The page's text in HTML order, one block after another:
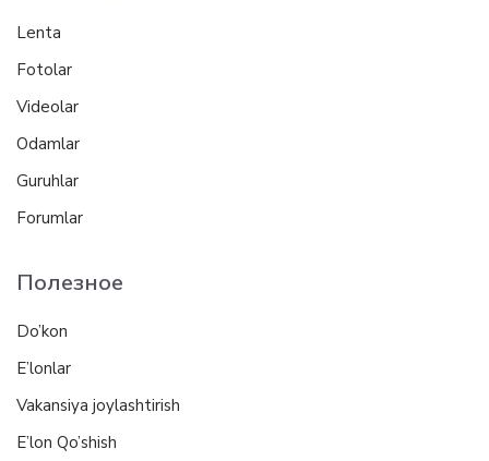
Lenta
Fotolar
Videolar
Odamlar
Guruhlar
Forumlar
Полезное
Do’kon
E’lonlar
Vakansiya joylashtirish
E’lon Qo’shish